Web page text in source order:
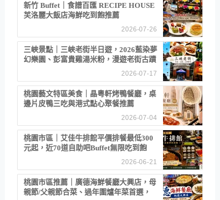
新竹 Buffet｜食譜百匯 RECIPE HOUSE
芙洛麗大飯店海鮮吃到飽推薦
2026-07-26
三峽景點｜三峽老街半日遊，2026藍染夢
幻樂園、彭富貴雞湯米粉，漫遊老街古蹟
2026-07-17
桃園藝文特區美食｜晶粵軒烤鴨餐廳，桌
邊片皮鴨三吃與港式點心聚餐推薦
2026-07-04
桃園市區｜艾佳牛排館平價排餐最低300
元起，近70道自助吧Buffet無限吃到飽
2026-06-21
桃園市區推薦｜廣德海鮮餐廳大興店，母
親節/父親節合菜、過年圍爐年菜首選，